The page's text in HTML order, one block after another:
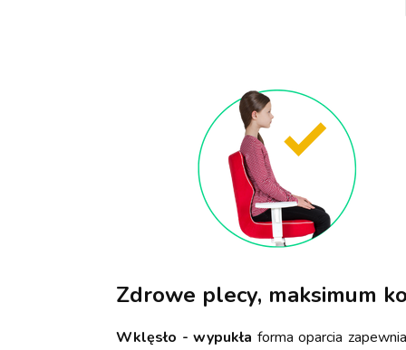
Zdrowe plecy, maksimum
Wklęsło - wypukła forma oparcia